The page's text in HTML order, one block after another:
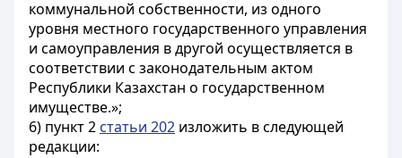
коммунальной собственности, из одного
уровня местного государственного управления
и самоуправления в другой осуществляется в
соответствии с законодательным актом
Республики Казахстан о государственном
имуществе.»;
6) пункт 2 статьи 202 изложить в следующей
редакции: